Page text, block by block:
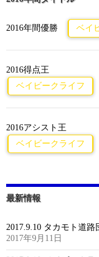
2016年間優勝 ベイ
2016得点王
ベイビークライフ
2016アシスト王
ベイビークライフ
最新情報
2017.9.10 タカモト道路
2017年9月11日